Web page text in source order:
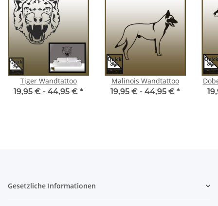
Tiger Wandtattoo
19,95 € - 44,95 € *
Malinois Wandtattoo
19,95 € - 44,95 € *
Gesetzliche Informationen